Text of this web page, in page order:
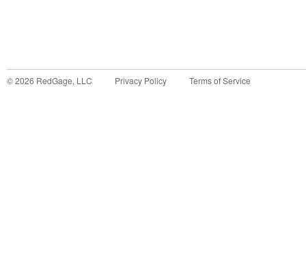
©2026 RedGage, LLC Privacy Policy Terms of Service